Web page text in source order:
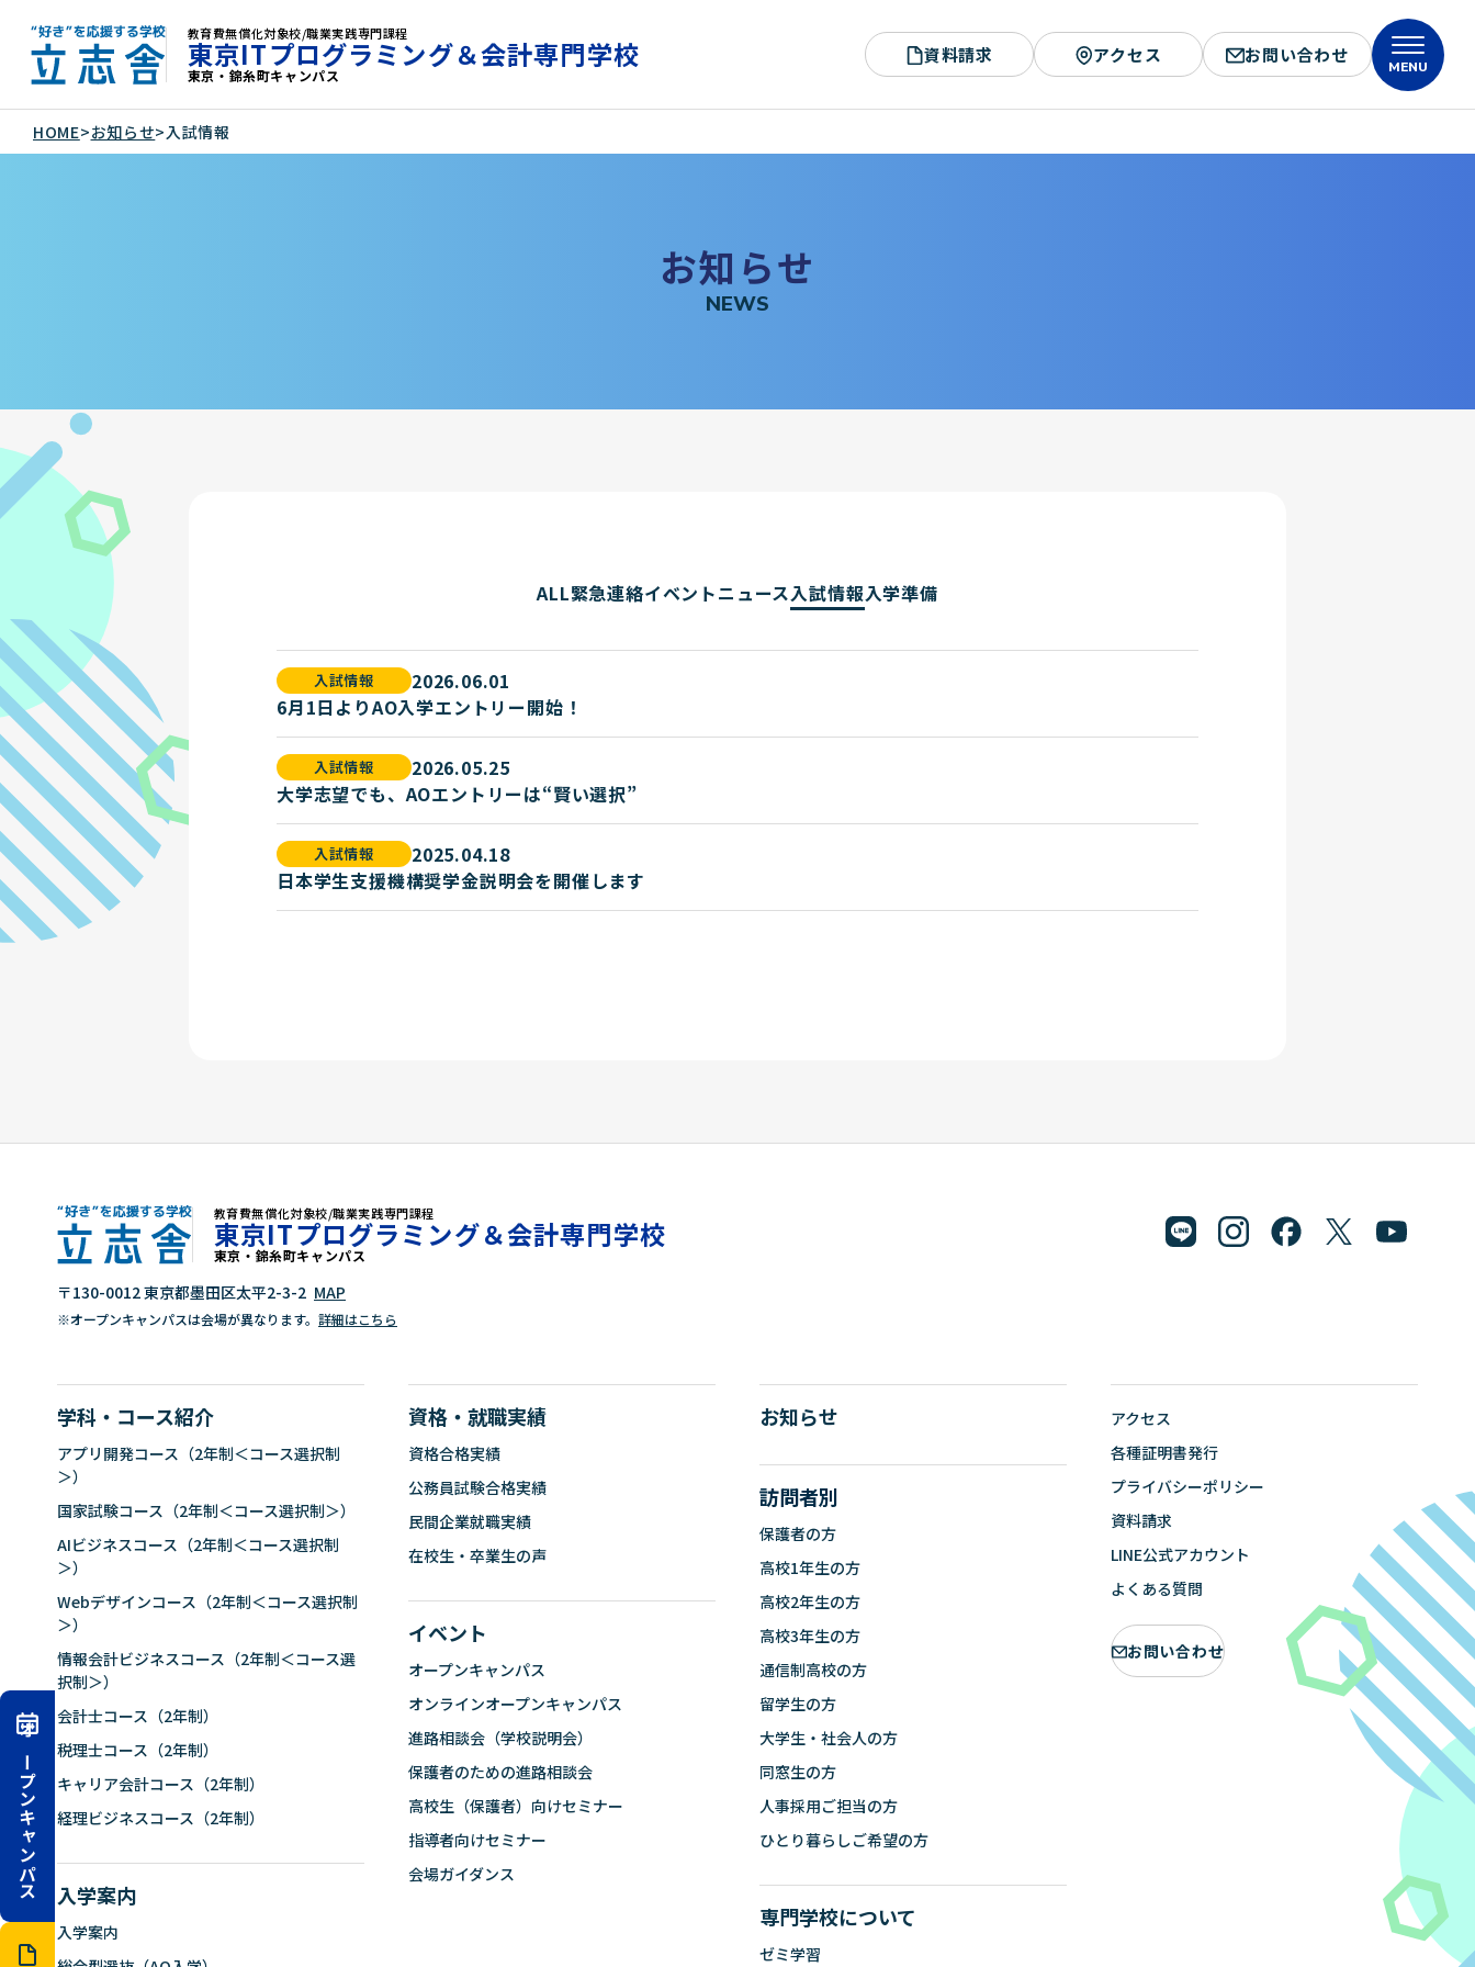
オープンキャンパス
教育費無償化対象校/職業実践専門課程
東京ITプログラミング＆会計専門学校
東京・錦糸町キャンパス
資料請求 アクセス お問い合わせ
MENU
HOME>お知らせ> 入試情報
お知 らせ
NEWS
ALL緊急連絡イベントニュース入試情報入学準備
入試情報
2026.06.01
6月1日よりAO入学エントリー開始！
入試情報
2026.05.25
大学志望でも、AOエントリーは“賢い選択”
入試情報
2025.04.18
日本学生支援機構奨学金説明会を開催します
教育費無償化対象校/職業実践専門課程
東京ITプログラミング＆会計専門学校
東京・錦糸町キャンパス
〒130-0012 東京都墨田区太平2-3-2 MAP
※オープンキャンパスは会場が異なります。 詳細はこちら
学科・コース紹介
アプリ開発コース（2年制＜コース選択制
＞）
国家試験コース（2年制＜コース選択制＞）
AIビジネスコース（2年制＜コース選択制
＞）
Webデザインコース（2年制＜コース選択制
＞）
情報会計ビジネスコース（2年制＜コース選
択制＞）
会計士コース（2年制）
税理士コース（2年制）
キャリア会計コース（2年制）
経理ビジネスコース（2年制）
入学案内
入学案内
資格・就職実績
資格合格実績
公務員試験合格実績
民間企業就職実績
在校生・卒業生の声
イベント
オープンキャンパス
オンラインオープンキャンパス
進路相談会（学校説明会）
保護者のための進路相談会
高校生（保護者）向けセミナー
指導者向けセミナー
会場ガイダンス
お知らせ
訪問者別
保護者の方
高校1年生の方
高校2年生の方
高校3年生の方
通信制高校の方
留学生の方
大学生・社会人の方
同窓生の方
人事採用ご担当の方
ひとり暮らしご希望の方
専門学校について
ゼミ学習
アクセス
各種証明書発行
プライバシーポリシー
資料請求
LINE公式アカウント
よくある質問
お問い合わせ